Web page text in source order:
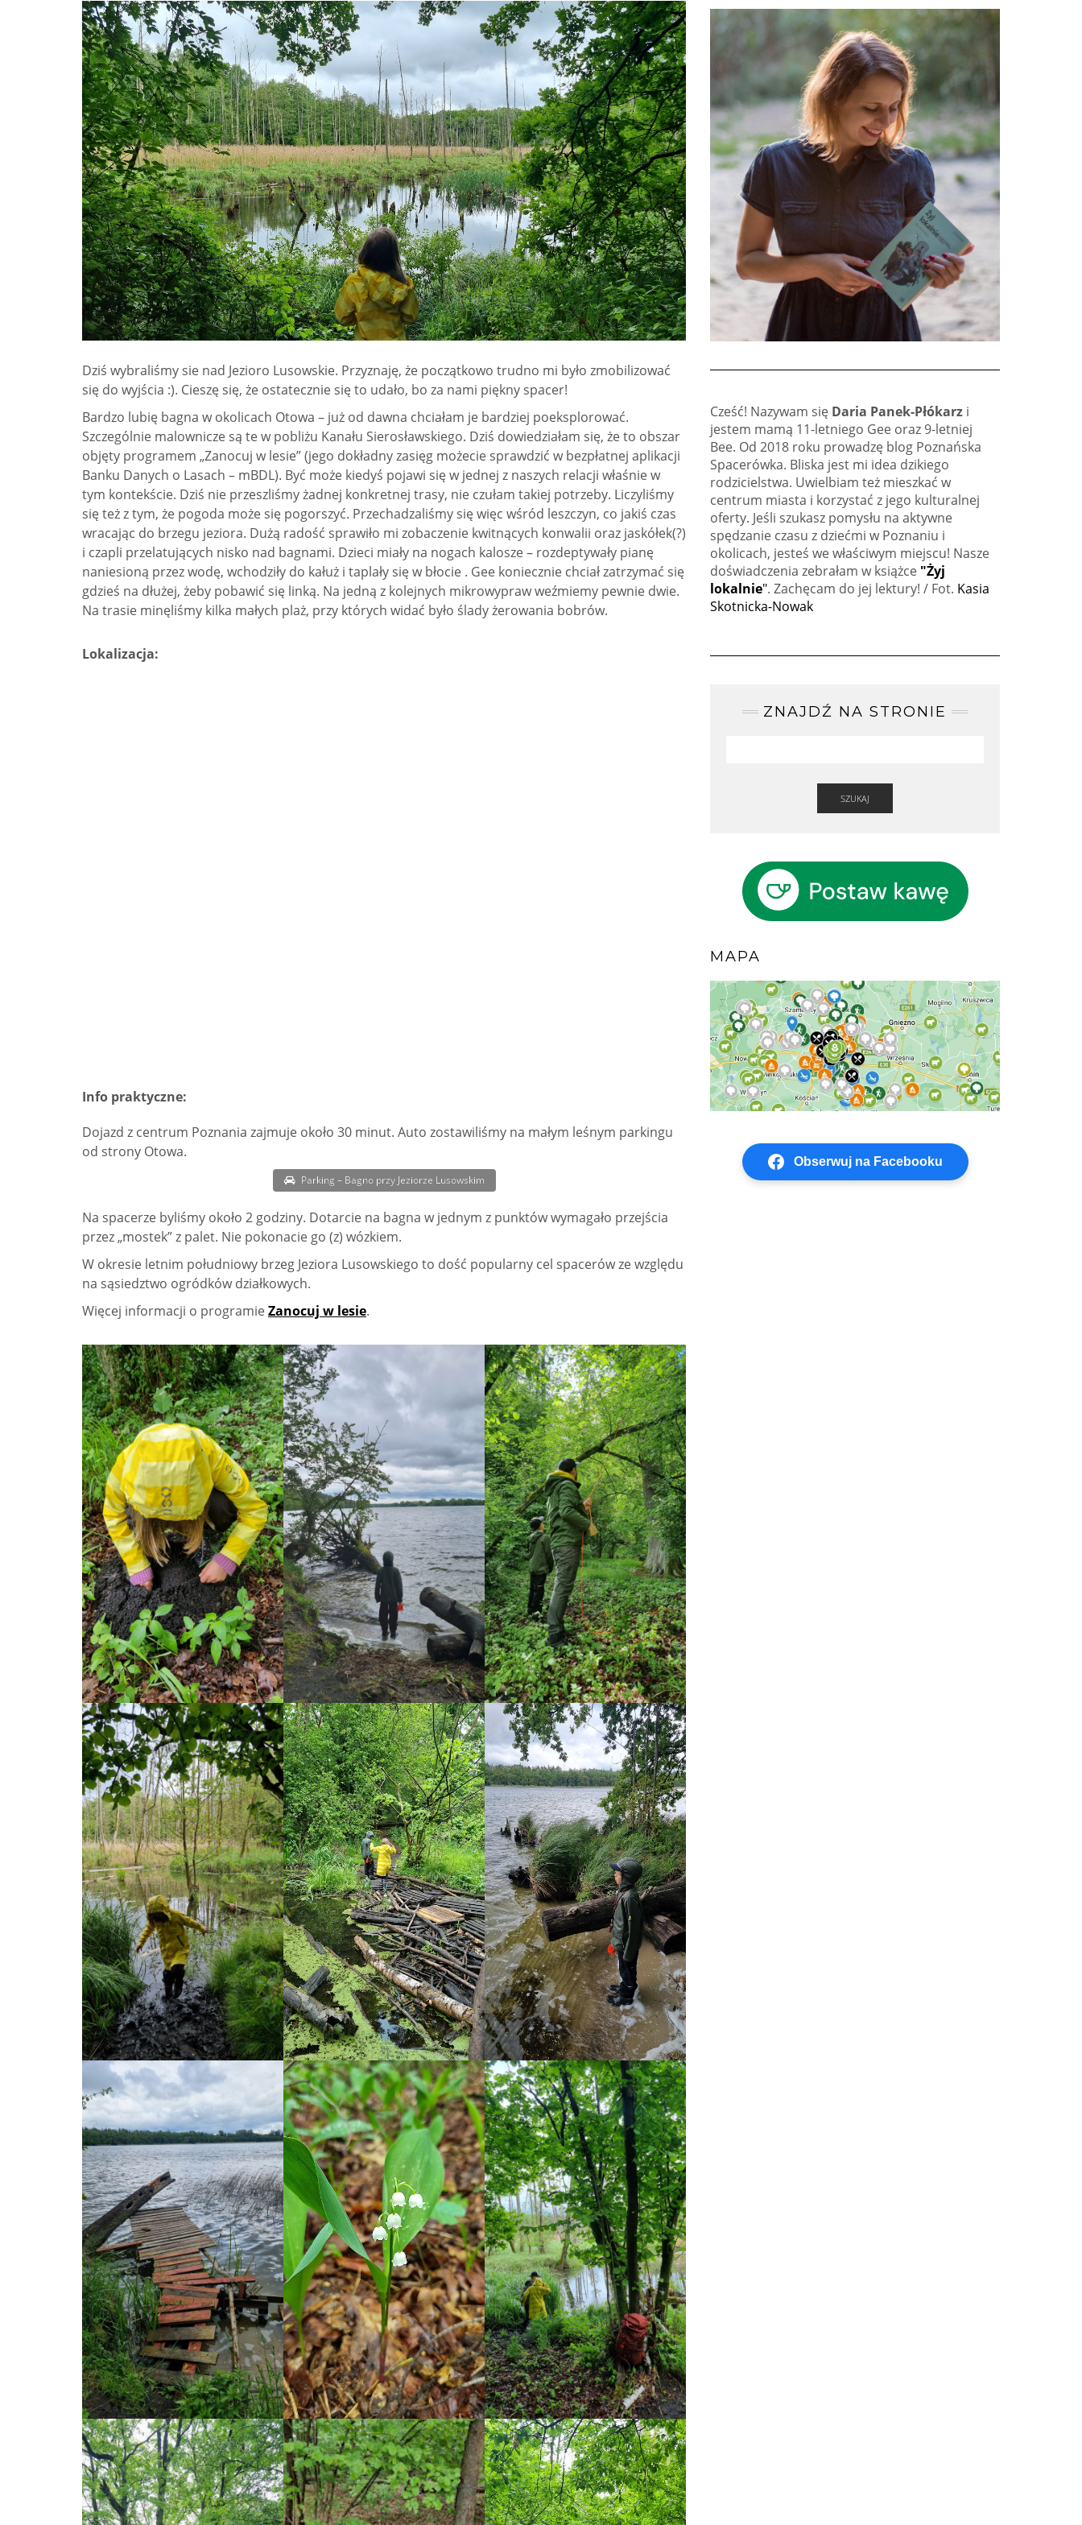
Dziś wybraliśmy sie nad Jezioro Lusowskie. Przyznaję, że początkowo trudno mi było zmobilizować
się do wyjścia :). Cieszę się, że ostatecznie się to udało, bo za nami piękny spacer!
Bardzo lubię bagna w okolicach Otowa – już od dawna chciałam je bardziej poeksplorować.
Szczególnie malownicze są te w pobliżu Kanału Sierosławskiego. Dziś dowiedziałam się, że to obszar
objęty programem „Zanocuj w lesie” (jego dokładny zasięg możecie sprawdzić w bezpłatnej aplikacji
Banku Danych o Lasach – mBDL). Być może kiedyś pojawi się w jednej z naszych relacji właśnie w
tym kontekście. Dziś nie przeszliśmy żadnej konkretnej trasy, nie czułam takiej potrzeby. Liczyliśmy
się też z tym, że pogoda może się pogorszyć. Przechadzaliśmy się więc wśród leszczyn, co jakiś czas
wracając do brzegu jeziora. Dużą radość sprawiło mi zobaczenie kwitnących konwalii oraz jaskółek(?)
i czapli przelatujących nisko nad bagnami. Dzieci miały na nogach kalosze – rozdeptywały pianę
naniesioną przez wodę, wchodziły do kałuż i taplały się w błocie . Gee koniecznie chciał zatrzymać się
gdzieś na dłużej, żeby pobawić się linką. Na jedną z kolejnych mikrowypraw weźmiemy pewnie dwie.
Na trasie minęliśmy kilka małych plaż, przy których widać było ślady żerowania bobrów.
Lokalizacja:
Info praktyczne:
Dojazd z centrum Poznania zajmuje około 30 minut. Auto zostawiliśmy na małym leśnym parkingu
od strony Otowa.
Parking – Bagno przy Jeziorze Lusowskim
Na spacerze byliśmy około 2 godziny. Dotarcie na bagna w jednym z punktów wymagało przejścia
przez „mostek” z palet. Nie pokonacie go (z) wózkiem.
W okresie letnim południowy brzeg Jeziora Lusowskiego to dość popularny cel spacerów ze względu
na sąsiedztwo ogródków działkowych.
Więcej informacji o programieZanocuj w lesie.
Cześć! Nazywam się Daria Panek-Płókarz i
jestem mamą 11-letniego Gee oraz 9-letniej
Bee. Od 2018 roku prowadzę blog Poznańska
Spacerówka. Bliska jest mi idea dzikiego
rodzicielstwa. Uwielbiam też mieszkać w
centrum miasta i korzystać z jego kulturalnej
oferty. Jeśli szukasz pomysłu na aktywne
spędzanie czasu z dziećmi w Poznaniu i
okolicach, jesteś we właściwym miejscu! Nasze
doświadczenia zebrałam w książce "Żyj
lokalnie". Zachęcam do jej lektury! / Fot. Kasia
Skotnicka-Nowak
ZNAJDŹ NA STRONIE
SZUKAJ
MAPA
Obserwuj na Facebooku